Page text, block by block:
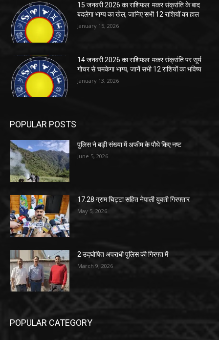
15 जनवरी 2026 का राशिफल: मकर संक्रांति के बाद
बदलेगा भाग्य का खेल, जानिए सभी 12 राशियों का हाल
January 15, 2026
14 जनवरी 2026 का राशिफल: मकर संक्रांति पर सूर्य
गोचर से चमकेगा भाग्य, जानें सभी 12 राशियों का भविष्य
January 13, 2026
POPULAR POSTS
पुलिस ने बड़ी संख्या में अफीम के पौधे किए नष्ट
June 5, 2026
17.28 ग्राम चिट्टा सहित नेपाली युवती गिरफ्तार
May 5, 2026
2 उद्घोषित अपराधी पुलिस की गिरफ्त में
March 9, 2026
POPULAR CATEGORY